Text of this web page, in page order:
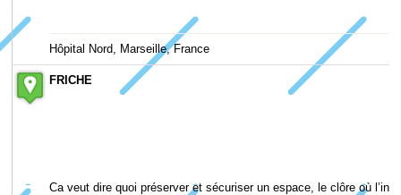
Hôpital Nord, Marseille, France
FRICHE
Ca veut dire quoi préserver et sécuriser un espace, le clôre où